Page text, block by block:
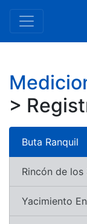
>
Buta Ranquil
Rincón de los
Yacimiento